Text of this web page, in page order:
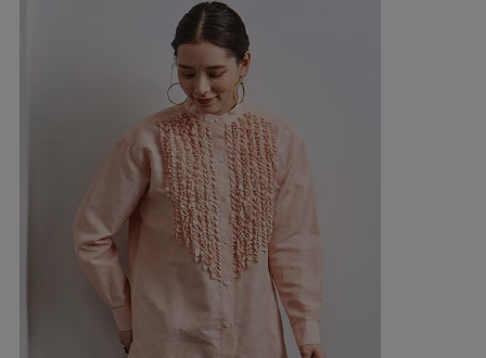
ユナイテッドアローズ以外にも、安く服を買いたい方には
ユナイテッドアローズ(UNITED ARROWS)福
袋2025 口コミは？